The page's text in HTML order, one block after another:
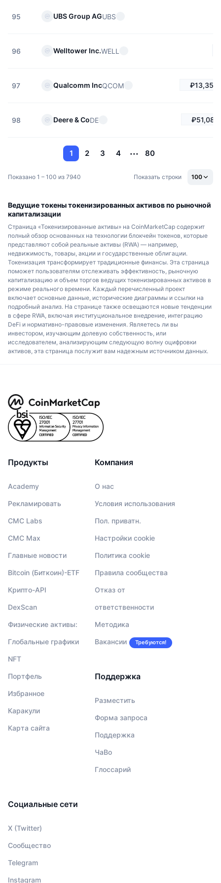
95 UBS Group AGUBS
96 Welltower Inc.WELL
97 Qualcomm IncQCOM
98 Deere & CoDE
1 2 3 4 80
Показано 1 – 100 из 7940 Показать строки 100
Ведущие токены токенизированных активов по рыночной
капитализации
Страница «Токенизированные активы» на CoinMarketCap содержит
полный обзор основанных на технологии блокчейн токенов, которые
представляют собой реальные активы (RWA) — например,
недвижимость, товары, акции и государственные облигации.
Токенизация трансформирует традиционные финансы. Эта страница
поможет пользователям отслеживать эффективность, рыночную
капитализацию и объем торгов ведущих токенизированных активов в
режиме реального времени. Каждый перечисленный проект
включает основные данные, исторические диаграммы и ссылки на
подробный анализ. На странице также освещаются новые тенденции
в сфере RWA, включая институциональное внедрение, интеграцию
DeFi и нормативно-правовые изменения. Являетесь ли вы
инвестором, изучающим долевую собственность, или
исследователем, анализирующим следующую волну оцифровки
активов, эта страница послужит вам надежным источником данных.
Продукты
Academy
Рекламировать
CMC Labs
CMC Max
Главные новости
Bitcoin (Биткоин)-ETF
Крипто-API
DexScan
Физические активы:
Глобальные графики
NFT
Портфель
Избранное
Каракули
Карта сайта
Компания
О нас
Условия использования
Пол. приватн.
Настройки cookie
Политика cookie
Правила сообщества
Отказ от
ответственности
Методика
Вакансии Требуются!
Поддержка
Разместить
Форма запроса
Поддержка
ЧаВо
Глоссарий
Социальные сети
X (Twitter)
Сообщество
Telegram
Instagram